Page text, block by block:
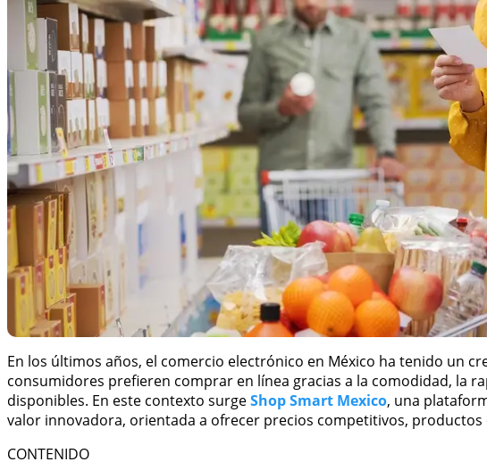
En los últimos años, el comercio electrónico en México ha tenido un
consumidores prefieren comprar en línea gracias a la comodidad, la
disponibles. En este contexto surgeShop Smart Mexico, una
valor innovadora, orientada a ofrecer precios competitivos,
CONTENIDO